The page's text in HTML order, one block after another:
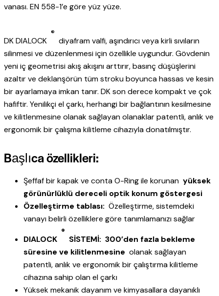
vanası. EN 558-1’e göre yüz yüze.
DK DIALOCK
®
diyafram valfi, aşındırıcı veya kirli sıvıların
silinmesi ve düzenlenmesi için özellikle uygundur. Gövdenin
yeni iç geometrisi akış akışını arttırır, basınç düşüşlerini
azaltır ve deklanşörün tüm stroku boyunca hassas ve kesin
bir ayarlamaya imkan tanır. DK son derece kompakt ve çok
hafiftir. Yenilikçi el çarkı, herhangi bir bağlantının kesilmesine
ve kilitlenmesine olanak sağlayan olanaklar patentli, anlık ve
ergonomik bir çalışma kilitleme cihazıyla donatılmıştır.
Başlıca özellikleri:
Şeffaf bir kapak ve conta O-Ring ile korunan yüksek
görünürlüklü dereceli optik konum göstergesi
Özelleştirme tablası: Özelleştirme, sistemdeki
vanayı belirli özelliklere göre tanımlamanızı sağlar
DIALOCK
®
SİSTEMİ: 300’den fazla bekleme
süresine ve kilitlenmesine olanak sağlayan
patentli, anlık ve ergonomik bir çalıştırma kilitleme
cihazına sahip olan el çarkı
Yüksek mekanik dayanım ve kimyasallara dayanıklı